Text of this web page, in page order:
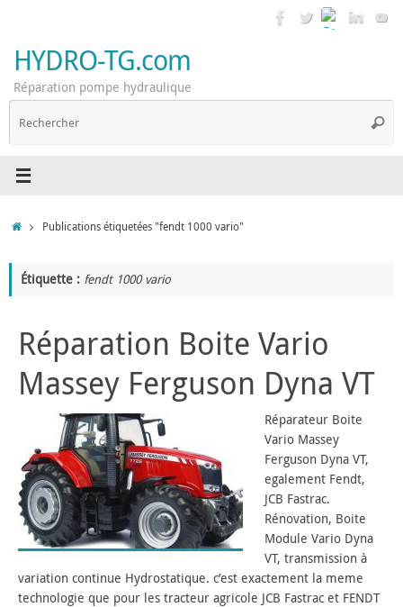
contenu
HYDRO-TG.com
Réparation pompe hydraulique
AccueilPublications étiquetées "fendt 1000 vario"
Étiquette : fendt 1000 vario
Réparation Boite Vario
Massey Ferguson Dyna VT
Réparateur Boite
Vario Massey
Ferguson Dyna VT,
egalement Fendt,
JCB Fastrac.
Rénovation, Boite
Module Vario Dyna
VT, transmission à
variation continue Hydrostatique. c’est exactement la meme
technologie que pour les tracteur agricole JCB Fastrac et FENDT